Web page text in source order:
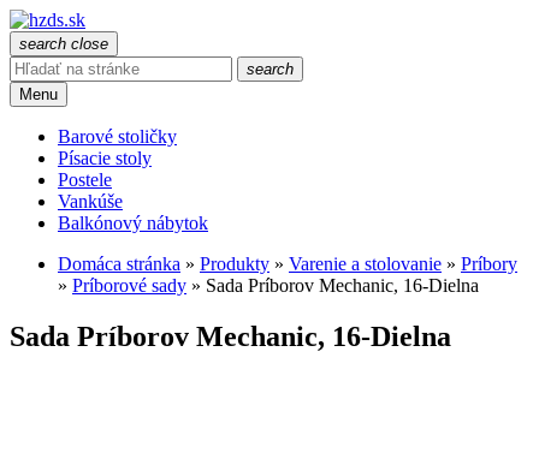
search close
search
Menu
Barové stoličky
Písacie stoly
Postele
Vankúše
Balkónový nábytok
Domáca stránka » Produkty » Varenie a stolovanie » Príbory
» Príborové sady » Sada Príborov Mechanic, 16-Dielna
Sada Príborov Mechanic, 16-Dielna